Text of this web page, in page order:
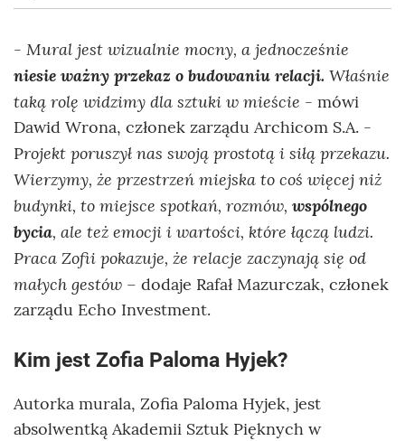
- Mural jest wizualnie mocny, a jednocześnie
niesie ważny przekaz o budowaniu relacji. Właśnie
taką rolę widzimy dla sztuki w mieście - mówi
Dawid Wrona, członek zarządu Archicom S.A. -
Projekt poruszył nas swoją prostotą i siłą przekazu.
Wierzymy, że przestrzeń miejska to coś więcej niż
budynki, to miejsce spotkań, rozmów, wspólnego
bycia, ale też emocji i wartości, które łączą ludzi.
Praca Zofii pokazuje, że relacje zaczynają się od
małych gestów – dodaje Rafał Mazurczak, członek
zarządu Echo Investment.
Kim jest Zofia Paloma Hyjek?
Autorka murala, Zofia Paloma Hyjek, jest
absolwentką Akademii Sztuk Pięknych w